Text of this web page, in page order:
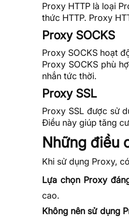
Proxy HTTP là loại
thức HTTP. Proxy
Proxy SOCKS
Proxy SOCKS hoạt
Proxy SOCKS phù
nhắn tức thời.
Proxy SSL
Proxy SSL được sử
Điều này giúp tăng
Những điều
Khi sử dụng Proxy,
Lựa chọn Proxy
cao.
Không nên sử dụng